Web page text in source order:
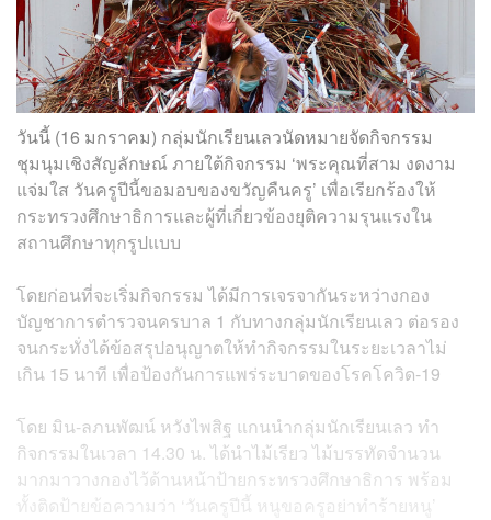
วันนี้ (16 มกราคม) กลุ่มนักเรียนเลวนัดหมายจัดกิจกรรม
ชุมนุมเชิงสัญลักษณ์ ภายใต้กิจกรรม ‘พระคุณที่สาม งดงาม
แจ่มใส วันครูปีนี้ขอมอบของขวัญคืนครู’ เพื่อเรียกร้องให้
กระทรวงศึกษาธิการและผู้ที่เกี่ยวข้องยุติความรุนแรงใน
สถานศึกษาทุกรูปแบบ
โดยก่อนที่จะเริ่มกิจกรรม ได้มีการเจรจากันระหว่างกอง
บัญชาการตำรวจนครบาล 1 กับทางกลุ่มนักเรียนเลว ต่อรอง
จนกระทั่งได้ข้อสรุปอนุญาตให้ทำกิจกรรมในระยะเวลาไม่
เกิน 15 นาที เพื่อป้องกันการแพร่ระบาดของโรคโควิด-19
โดย มิน-ลภนพัฒน์ หวังไพสิฐ แกนนำกลุ่มนักเรียนเลว ทำ
กิจกรรมในเวลา 14.30 น. ได้นำไม้เรียว ไม้บรรทัดจำนวน
มากมาวางกองไว้ด้านหน้าป้ายกระทรวงศึกษาธิการ พร้อม
ทั้งติดป้ายข้อความว่า ‘วันครูปีนี้ หนูขอครูอย่าทำร้ายหนู’